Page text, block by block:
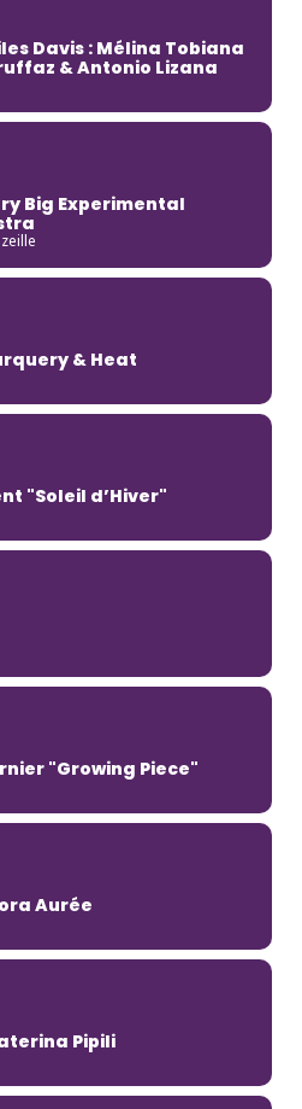
Davis : Mélina Tobiana
& Antonio Lizana
Big Experimental
& Heat
"Soleil d’Hiver"
"Growing Piece"
Aurée
Pipili